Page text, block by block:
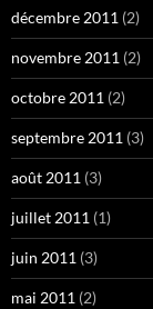
décembre 2011 (2)
novembre 2011 (2)
octobre 2011 (2)
septembre 2011 (3)
août 2011 (3)
juillet 2011 (1)
juin 2011 (3)
mai 2011 (2)